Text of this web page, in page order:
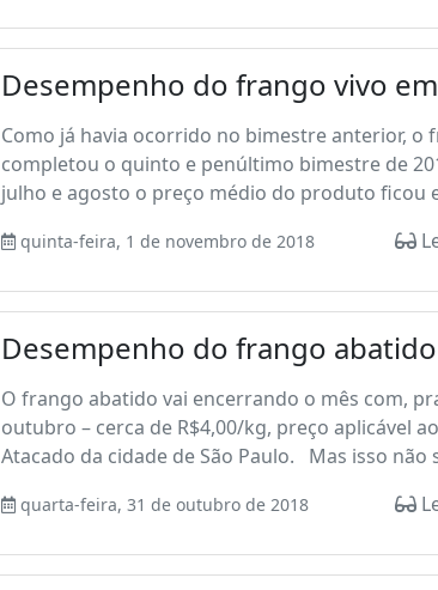
Desempenho do frango vivo
Como já havia ocorrido no bimestre anterior,
completou o quinto e penúltimo bimestre de
julho e agosto o preço médio do produto ficou
quinta-feira, 1 de novembro de 2018
Desempenho do frango
O frango abatido vai encerrando o mês com,
outubro – cerca de R$4,00/kg, preço aplicável
Atacado da cidade de São Paulo. Mas isso não
quarta-feira, 31 de outubro de 2018